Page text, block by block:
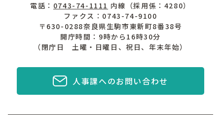
電話： 0743-74-1111 内線（採用係：4280）
ファクス：0743-74-9100
〒630-0288奈良県生駒市東新町8番38号
開庁時間：9時から16時30分
（閉庁日 土曜・日曜日、祝日、年末年始）
人事課へのお問い合わせ